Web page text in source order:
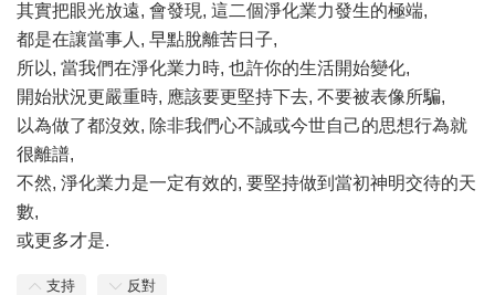
其實把眼光放遠, 會發現, 這二個淨化業力發生的極端,
都是在讓當事人, 早點脫離苦日子,
所以, 當我們在淨化業力時, 也許你的生活開始變化,
開始狀況更嚴重時, 應該要更堅持下去, 不要被表像所騙,
以為做了都沒效, 除非我們心不誠或今世自己的思想行為就
很離譜,
不然, 淨化業力是一定有效的, 要堅持做到當初神明交待的天
數,
或更多才是.
支持 反對